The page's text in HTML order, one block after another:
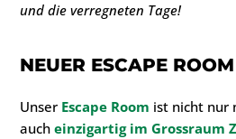
und die verregneten Tage!
NEUER ESCAPE
Unser Escape Room ist nicht nur
auch einzigartig im Grossraum